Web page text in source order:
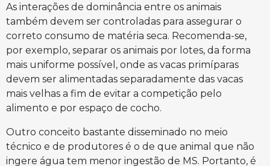
As interações de dominância entre os animais
também devem ser controladas para assegurar o
correto consumo de matéria seca. Recomenda-se,
por exemplo, separar os animais por lotes, da forma
mais uniforme possível, onde as vacas primíparas
devem ser alimentadas separadamente das vacas
mais velhas a fim de evitar a competição pelo
alimento e por espaço de cocho.
Outro conceito bastante disseminado no meio
técnico e de produtores é o de que animal que não
ingere água tem menor ingestão de MS. Portanto, é